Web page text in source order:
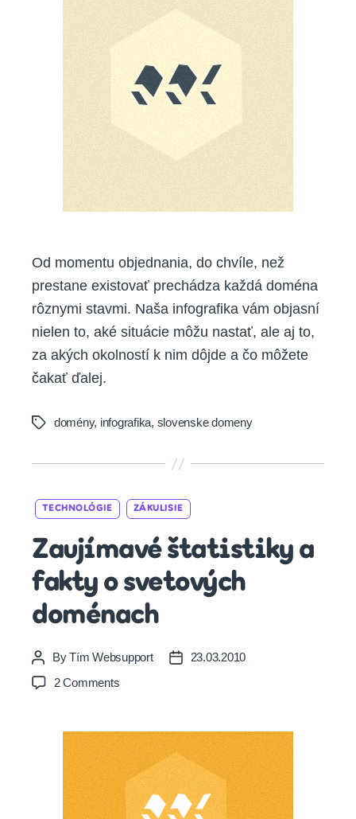
Od momentu objednania, do chvíle, než
prestane existovať prechádza každá doména
rôznymi stavmi. Naša infografika vám objasní
nielen to, aké situácie môžu nastať, ale aj to,
za akých okolností k nim dôjde a čo môžete
čakať ďalej.
Tagsdomény, infografika, slovenske domeny
Categories
TECHNOLÓGIE ZÁKULISIE
Zaujímavé štatistiky a
fakty o svetových
doménach
Post
author
ByTím Websupport
Post23.03.2010
2 Commentson
a
doménach